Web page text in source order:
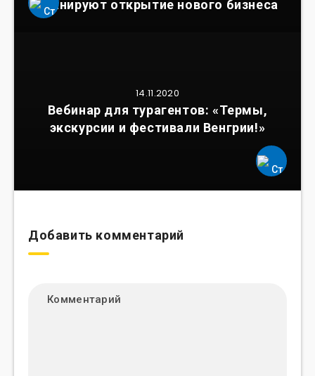
планируют открытие нового бизнеса
14.11.2020
Вебинар для турагентов: «Термы,
экскурсии и фестивали Венгрии!»
Добавить комментарий